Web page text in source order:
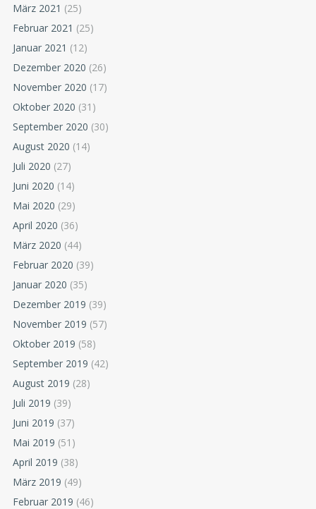
März 2021 (25)
Februar 2021 (25)
Januar 2021 (12)
Dezember 2020 (26)
November 2020 (17)
Oktober 2020 (31)
September 2020 (30)
August 2020 (14)
Juli 2020 (27)
Juni 2020 (14)
Mai 2020 (29)
April 2020 (36)
März 2020 (44)
Februar 2020 (39)
Januar 2020 (35)
Dezember 2019 (39)
November 2019 (57)
Oktober 2019 (58)
September 2019 (42)
August 2019 (28)
Juli 2019 (39)
Juni 2019 (37)
Mai 2019 (51)
April 2019 (38)
März 2019 (49)
Februar 2019 (46)